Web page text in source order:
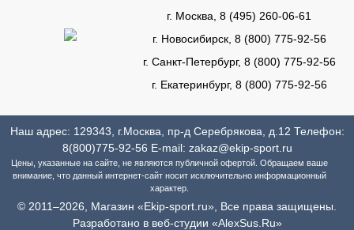
г. Москва, 8 (495) 260-06-61
г. Новосибирск, 8 (800) 775-92-56
г. Санкт-Петербург, 8 (800) 775-92-56
г. Екатеринбург, 8 (800) 775-92-56
Наш адрес: 129343, г.Москва, пр-д Серебрякова, д.12 Телефон:
8(800)775-92-56 E-mail: zakaz@ekip-sport.ru
Цены, указанные на сайте, не являются публичной офертой. Обращаем ваше
внимание, что данный интернет-сайт носит исключительно информационный
характер.
© 2011–2026, Магазин «Ekip-sport.ru», Все права защищены.
Разработано в веб-студии «AlexSus.Ru»